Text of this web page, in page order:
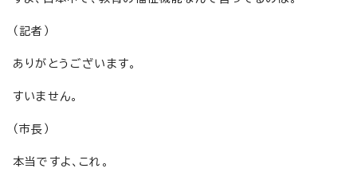
（記者）
ありがとうございます。
すいません。
（市長）
本当ですよ、これ。